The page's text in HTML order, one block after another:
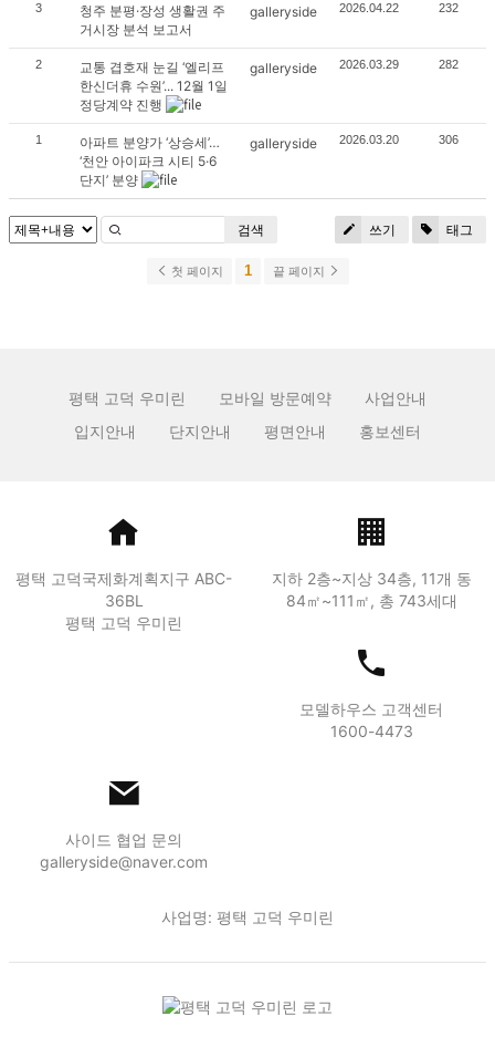
3
청주 분평·장성 생활권 주
거시장 분석 보고서
galleryside 2026.04.22 232
2
교통 겹호재 눈길 ‘엘리프
한신더휴 수원’... 12월 1일
정당계약 진행
galleryside 2026.03.29 282
1
아파트 분양가 ‘상승세’…
‘천안 아이파크 시티 5·6
단지’ 분양
galleryside 2026.03.20 306
쓰기 태그
검색
첫 페이지 1 끝 페이지
평택 고덕 우미린 모바일 방문예약
사업안내
입지안내
단지안내 평면안내 홍보센터
평택 고덕국제화계획지구 ABC-
36BL
평택 고덕 우미린
지하 2층~지상 34층, 11개 동
84㎡~111㎡, 총 743세대
모델하우스 고객센터
1600-4473
사이드 협업 문의
galleryside@naver.com
사업명: 평택 고덕 우미린